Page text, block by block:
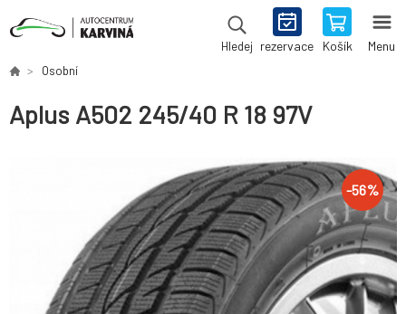
Hledej rezervace Košík Menu
Osobní
Aplus A502 245/40 R 18 97V
-56%